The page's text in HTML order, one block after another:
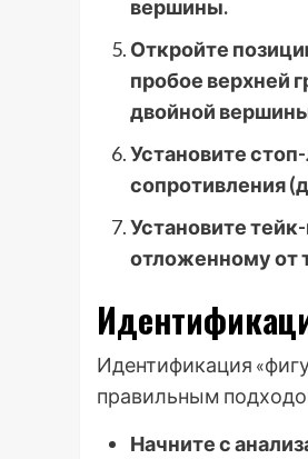
вершины.
Откройте
пробое верхней
двойной
Установите
сопротивления
Установите
отложенному от
Идентификация
правильным
Начните с